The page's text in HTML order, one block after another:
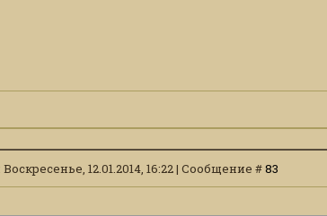
12.01.2014, 16:22 | Сообщение #83